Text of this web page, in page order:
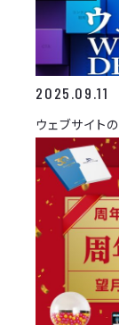
2025.09.11
ウェブサイト